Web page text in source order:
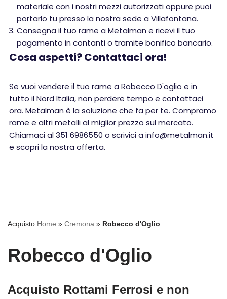
materiale con i nostri mezzi autorizzati oppure puoi
portarlo tu presso la nostra sede a Villafontana.
Consegna il tuo rame a Metalman e ricevi il tuo
pagamento in contanti o tramite bonifico bancario.
Cosa aspetti? Contattaci ora!
Se vuoi vendere il tuo rame a Robecco D'oglio e in
tutto il Nord Italia, non perdere tempo e contattaci
ora. Metalman è la soluzione che fa per te. Compramo
rame e altri metalli al miglior prezzo sul mercato.
Chiamaci al 351 6986550 o scrivici a info@metalman.it
e scopri la nostra offerta.
Acquisto Home » Cremona » Robecco d'Oglio
Robecco d'Oglio
Acquisto Rottami Ferrosi e non